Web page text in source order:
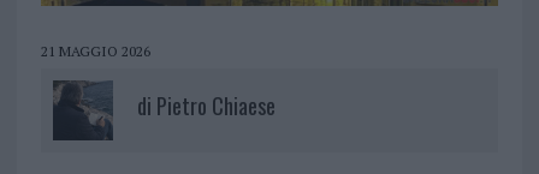
21 MAGGIO 2026
di Pietro Chiaese